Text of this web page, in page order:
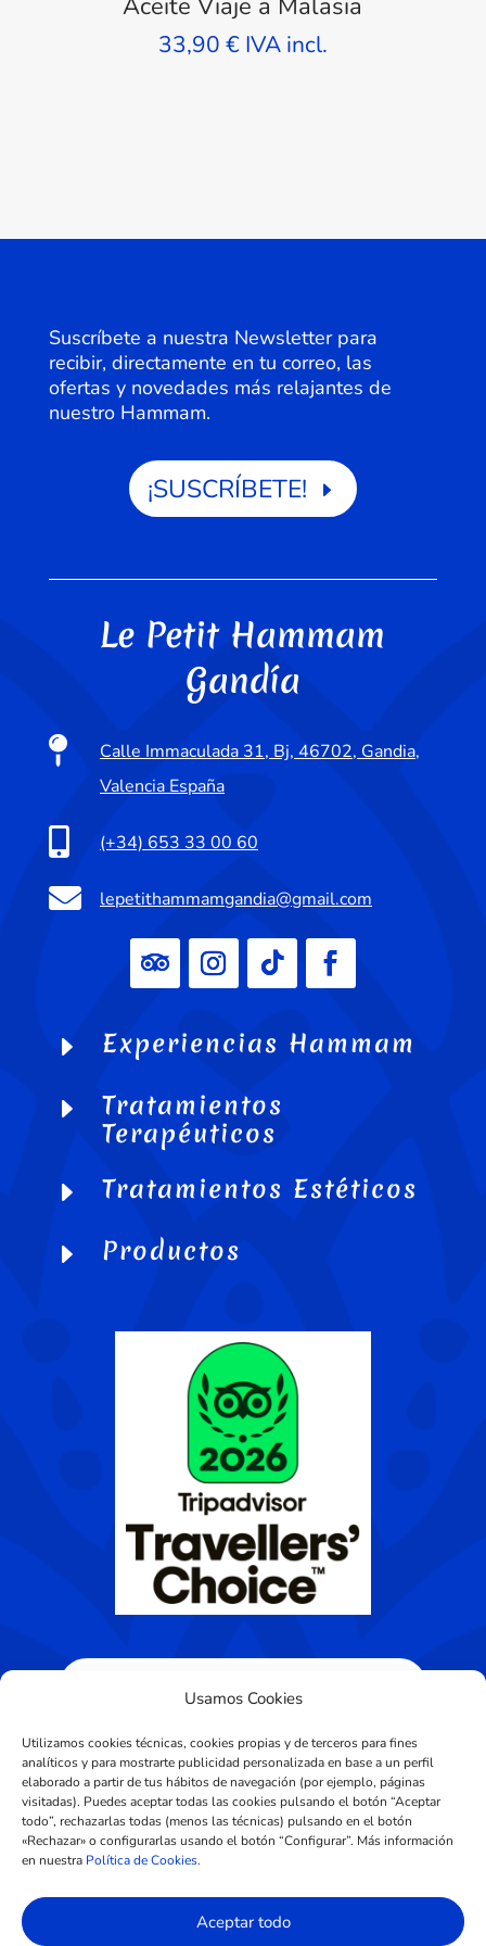
Usamos Cookies
Utilizamos cookies técnicas, cookies propias y de terceros para fines
analíticos y para mostrarte publicidad personalizada en base a un perfil
elaborado a partir de tus hábitos de navegación (por ejemplo, páginas
visitadas). Puedes aceptar todas las cookies pulsando el botón “Aceptar
todo”, rechazarlas todas (menos las técnicas) pulsando en el botón
«Rechazar» o configurarlas usando el botón “Configurar”. Más información
en nuestra Política de Cookies.
Aceptar todo
33,90 € IVA incl.
Suscríbete a nuestra Newsletter para
recibir, directamente en tu correo, las
ofertas y novedades más relajantes de
nuestro Hammam.
¡SUSCRÍBETE!
Le Petit Hammam
Gandía

Calle Immaculada 31, Bj, 46702, Gandia,
Valencia España
 (+34) 653 33 00 60
 lepetithammamgandia@gmail.com
E
Experiencias Hammam
E
Tratamientos
Terapéuticos
E
Tratamientos Estéticos
E
Productos
Diseñado porCROS Solutions
|Política de Privacidad